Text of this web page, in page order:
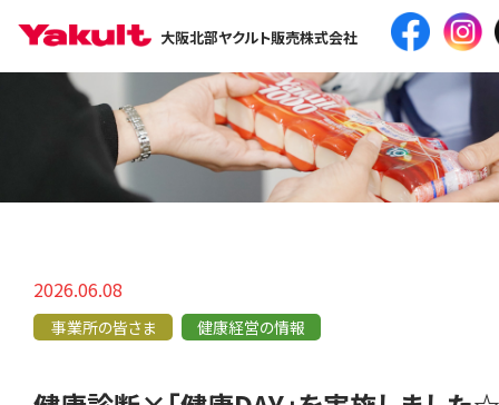
大阪北部ヤクルト販売株式会社
2026.06.08
事業所の皆さま 健康経営の情報